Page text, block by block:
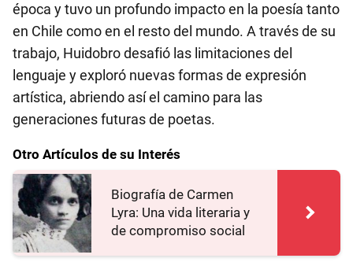
época y tuvo un profundo impacto en la poesía tanto
en Chile como en el resto del mundo. A través de su
trabajo, Huidobro desafió las limitaciones del
lenguaje y exploró nuevas formas de expresión
artística, abriendo así el camino para las
generaciones futuras de poetas.
Otro Artículos de su Interés
Biografía de Carmen
Lyra: Una vida literaria y
de compromiso social